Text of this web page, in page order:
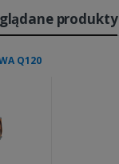
produkty
Q120